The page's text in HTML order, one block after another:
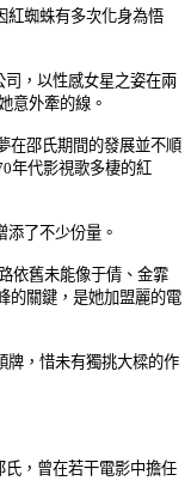
蜘蛛有多次化身為悟
，以性感女星之姿在兩
意外牽的線。
在邵氏期間的發展並不順
年代影視歌多棲的紅
了不少份量。
依舊未能像于倩、金霏
的關鍵，是她加盟麗的電
牌，惜未有獨挑大樑的作
，曾在若干電影中擔任